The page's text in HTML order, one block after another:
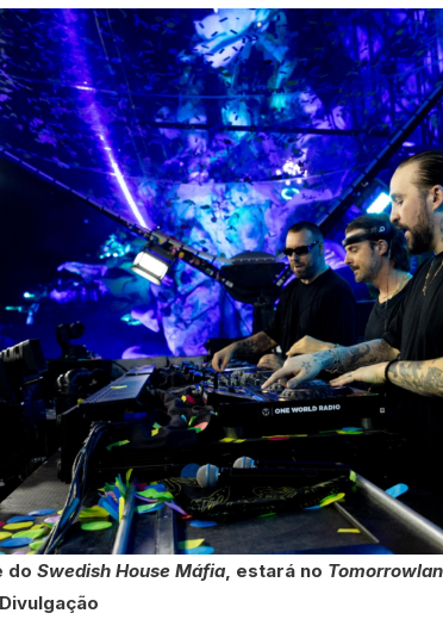
do Swedish House Máfia, estará no